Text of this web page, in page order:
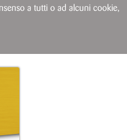
a tutti o ad alcuni cookie,